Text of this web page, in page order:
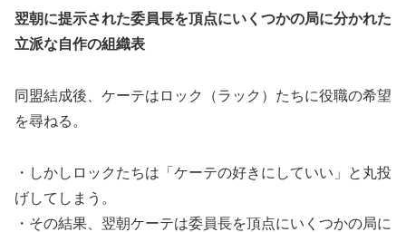
翌朝に提示された委員長を頂点にいくつかの局に分かれた
立派な自作の組織表
同盟結成後、ケーテはロック（ラック）たちに役職の希望
を尋ねる。
・しかしロックたちは「ケーテの好きにしていい」と丸投
げしてしまう。
・その結果、翌朝ケーテは委員長を頂点にいくつかの局に